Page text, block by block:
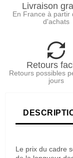
Livraison
En France à partir
d'achats
Retours
Retours possibles
jours
Le prix du cadre